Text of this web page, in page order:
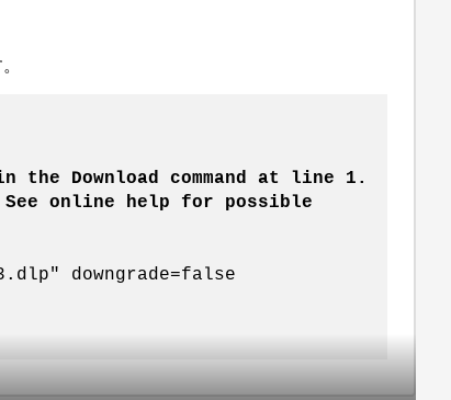
the Download command at line 1.
online help for possible
downgrade=false